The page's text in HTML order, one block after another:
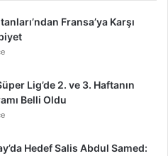
Fransa’ya Karşı
Lig’de 2. ve 3. Haftanın
Belli Oldu
Hedef Salis Abdul Samed: